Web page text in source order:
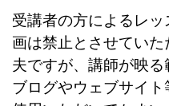
受講者の方によるレ
画は禁止とさせてい
夫ですが、講師が映る
ブログやウェブサイ